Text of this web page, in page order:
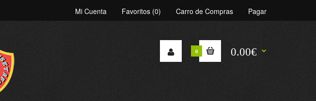
Mi Cuenta Favoritos (0) Carro de Compras Pagar
0 0.00€